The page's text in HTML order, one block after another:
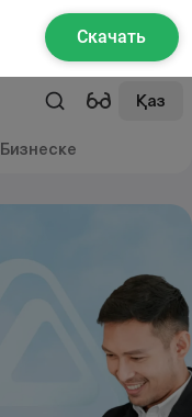
Скачать
Қаз
Бизнеске